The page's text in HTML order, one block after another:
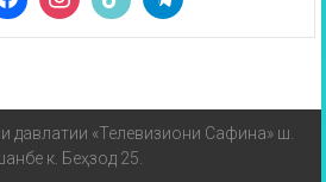
давлатии «Телевизиони Сафина» ш.
к. Беҳзод 25.